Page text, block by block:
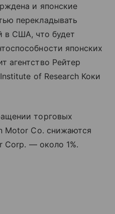
и японские
перекладывать
в США, что будет
японских
агентство Рейтер
of Research Коки
торговых
Motor Co. снижаются
Corp. — около 1%.